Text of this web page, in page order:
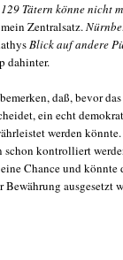
Tätern könne nicht
Zentralsatz.
Blick auf andere
dahinter.
daß, bevor
ein echt
werden
schon kontrolliert
Chance und
ausgesetzt